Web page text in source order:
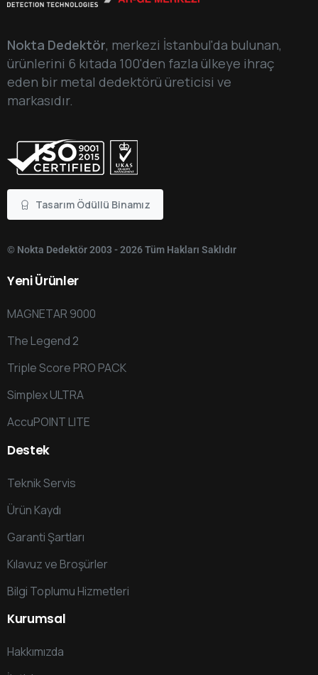
Nokta Dedektör, merkezi İstanbul'da bulunan,
ürünlerini 6 kıtada 100'den fazla ülkeye ihraç
eden bir metal dedektörü üreticisi ve
markasıdır.
Tasarım Ödüllü Binamız
© Nokta Dedektör 2003 - 2026 Tüm Hakları Saklıdır
YeniÜrünler
MAGNETAR 9000
The Legend 2
Triple Score PRO PACK
Simplex ULTRA
AccuPOINT LITE
Destek
Teknik Servis
Ürün Kaydı
Garanti Şartları
Kılavuz ve Broşürler
Bilgi Toplumu Hizmetleri
Kurumsal
Hakkımızda